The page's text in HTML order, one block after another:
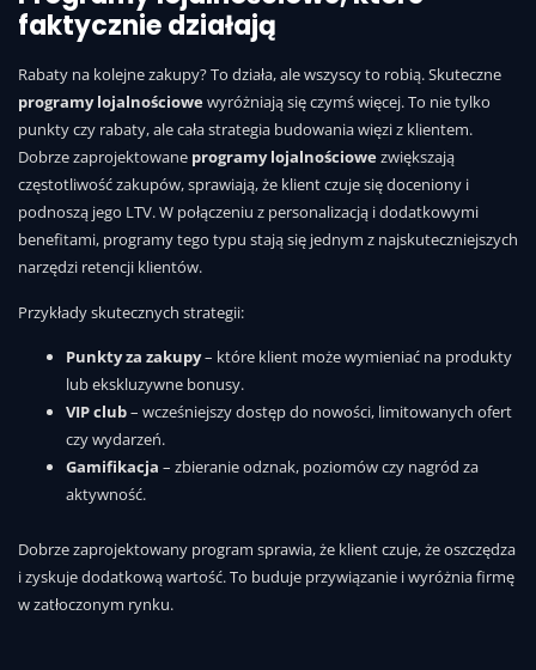
faktycznie działają
Rabaty na kolejne zakupy? To działa, ale wszyscy to robią. Skuteczne
programy lojalnościowewyróżniają się czymś więcej. To nie tylko
punkty czy rabaty, ale cała strategia budowania więzi z klientem.
Dobrze zaprojektowane programy lojalnościowezwiększają
częstotliwość zakupów, sprawiają, że klient czuje się doceniony i
podnoszą jego LTV. W połączeniu z personalizacją i dodatkowymi
benefitami, programy tego typu stają się jednym z najskuteczniejszych
narzędzi retencji klientów.
Przykłady skutecznych strategii:
Punkty za zakupy– które klient może wymieniać na produkty
lub ekskluzywne bonusy.
VIP club– wcześniejszy dostęp do nowości, limitowanych ofert
czy wydarzeń.
Gamifikacja – zbieranie odznak, poziomów czy nagród za
aktywność.
Dobrze zaprojektowany program sprawia, że klient czuje, że oszczędza
i zyskuje dodatkową wartość. To buduje przywiązanie i wyróżnia firmę
w zatłoczonym rynku.